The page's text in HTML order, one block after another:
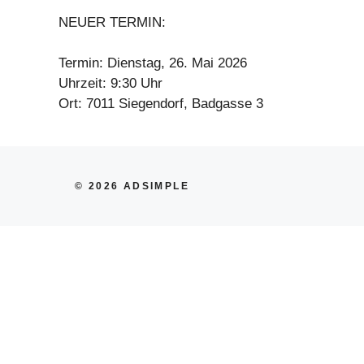
NEUER TERMIN:
Termin: Dienstag, 26. Mai 2026
Uhrzeit: 9:30 Uhr
Ort: 7011 Siegendorf, Badgasse 3
© 2026 ADSIMPLE